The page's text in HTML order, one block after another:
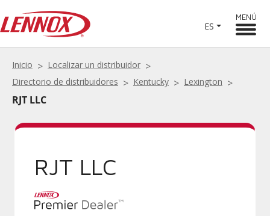
ES
MENÚ
Inicio
Localizar un distribuidor
Directorio de distribuidores
Kentucky Lexington
RJT LLC
RJT LLC